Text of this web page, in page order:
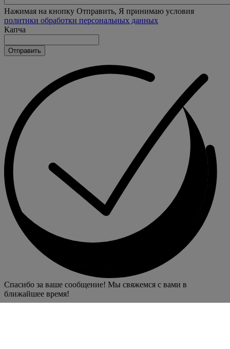
Нажимая на кнопку Отправить, Я принимаю условия
политики обработки персональных данных
Капча
Отправить
Спасибо за ваше сообщение! Мы свяжемся с вами в
ближайшее время!